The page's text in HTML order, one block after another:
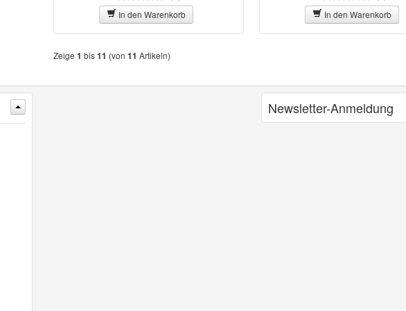
In den Warenkorb
In den Warenkorb
Zeige 1 bis11 (von 11 Artikeln)
Newsletter-Anmeldung